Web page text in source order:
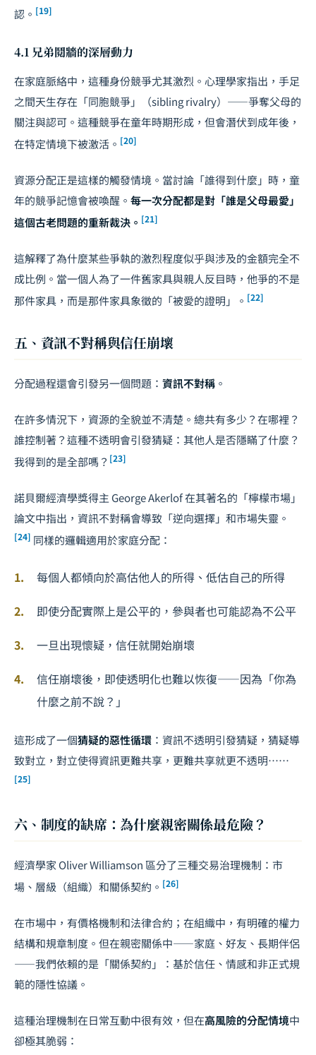
認。 [19]
4.1 兄弟鬩牆的深層動力
在家庭脈絡中，這種身份競爭尤其激烈。心理學家指出，手足
之間天生存在「同胞競爭」（sibling rivalry）——爭奪父母的
關注與認可。這種競爭在童年時期形成，但會潛伏到成年後，
在特定情境下被激活。 [20]
資源分配正是這樣的觸發情境。當討論「誰得到什麼」時，童
年的競爭記憶會被喚醒。 每一次分配都是對「誰是父母最愛」
這個古老問題的重新裁決。 [21]
這解釋了為什麼某些爭執的激烈程度似乎與涉及的金額完全不
成比例。當一個人為了一件舊家具與親人反目時，他爭的不是
那件家具，而是那件家具象徵的「被愛的證明」。 [22]
五、資訊不對稱與信任崩壞
分配過程還會引發另一個問題： 資訊不對稱 。
在許多情況下，資源的全貌並不清楚。總共有多少？在哪裡？
誰控制著？這種不透明會引發猜疑：其他人是否隱瞞了什麼？
我得到的是全部嗎？ [23]
諾貝爾經濟學獎得主 George Akerlof 在其著名的「檸檬市場」
論文中指出，資訊不對稱會導致「逆向選擇」和市場失靈。
[24] 同樣的邏輯適用於家庭分配：
每個人都傾向於高估他人的所得、低估自己的所得
即使分配實際上是公平的，參與者也可能認為不公平
一旦出現懷疑，信任就開始崩壞
信任崩壞後，即使透明化也難以恢復——因為「你為
什麼之前不說？」
這形成了一個猜疑的惡性循環 ：資訊不透明引發猜疑，猜疑導
致對立，對立使得資訊更難共享，更難共享就更不透明⋯⋯
[25]
六、制度的缺席：為什麼親密關係最危險？
經濟學家 Oliver Williamson 區分了三種交易治理機制：市
場、層級（組織）和關係契約。 [26]
在市場中，有價格機制和法律合約；在組織中，有明確的權力
結構和規章制度。但在親密關係中——家庭、好友、長期伴侶
——我們依賴的是「關係契約」：基於信任、情感和非正式規
範的隱性協議。
這種治理機制在日常互動中很有效，但在高風險的分配情境中
卻極其脆弱：